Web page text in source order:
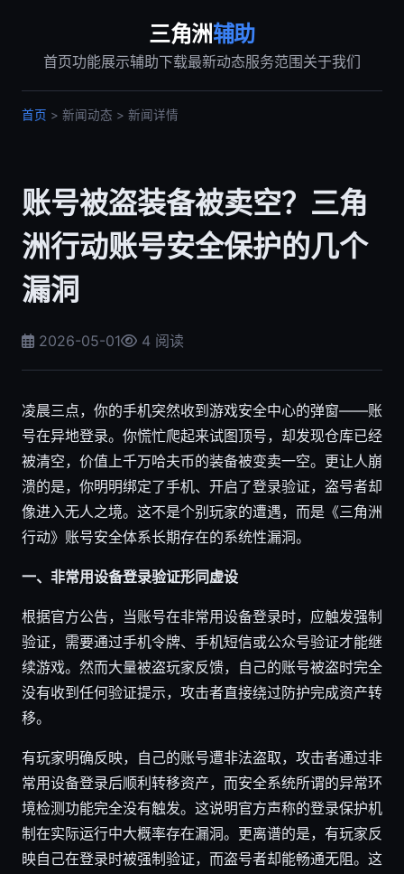
三角洲辅助
首页功能展示辅助下载最新动态服务范围关于我们
首页 > 新闻动态 > 新闻详情
账号被盗装备被卖空？三角
洲行动账号安全保护的几个
漏洞
2026-05-01 4 阅读
凌晨三点，你的手机突然收到游戏安全中心的弹窗——账
号在异地登录。你慌忙爬起来试图顶号，却发现仓库已经
被清空，价值上千万哈夫币的装备被变卖一空。更让人崩
溃的是，你明明绑定了手机、开启了登录验证，盗号者却
像进入无人之境。这不是个别玩家的遭遇，而是《三角洲
行动》账号安全体系长期存在的系统性漏洞。
一、非常用设备登录验证形同虚设
根据官方公告，当账号在非常用设备登录时，应触发强制
验证，需要通过手机令牌、手机短信或公众号验证才能继
续游戏。然而大量被盗玩家反馈，自己的账号被盗时完全
没有收到任何验证提示，攻击者直接绕过防护完成资产转
移。
有玩家明确反映，自己的账号遭非法盗取，攻击者通过非
常用设备登录后顺利转移资产，而安全系统所谓的异常环
境检测功能完全没有触发。这说明官方声称的登录保护机
制在实际运行中大概率存在漏洞。更离谱的是，有玩家反
映自己在登录时被强制验证，而盗号者却能畅通无阻。这